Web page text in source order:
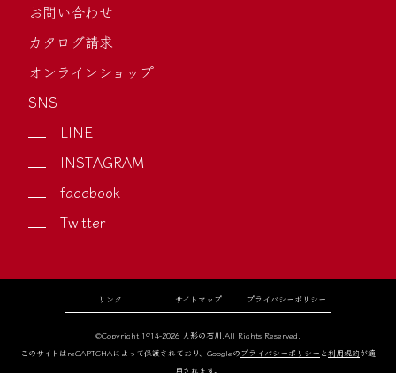
お問い合わせ
カタログ請求
オンラインショップ
SNS
LINE
INSTAGRAM
facebook
Twitter
リンク サイトマップ プライバシーポリシー
©Copyright 1914-2026 人形の石川.All Rights Reserved.
このサイトはreCAPTCHAによって保護されており、Googleのプライバシーポリシー と利用規約が適